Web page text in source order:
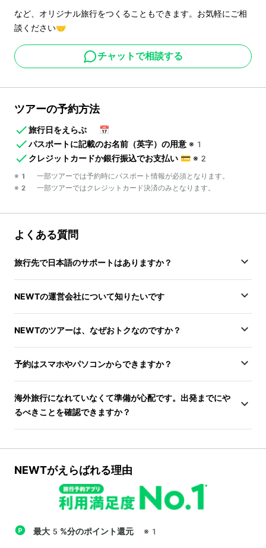
など、オリジナル旅行をつくることもできます。お気軽にご相
談ください🤝
チャットで相談する
ツアーの予約方法
旅行日をえらぶ
📅
パスポートに記載のお名前（英字）の用意 ※1
クレジットカードか銀行振込でお支払い 💳 ※2
※1 一部ツアーでは予約時にパスポート情報が必須となります。
※2 一部ツアーではクレジットカード決済のみとなります。
よくある質問
旅行先で日本語のサポートはありますか？
NEWTの運営会社について知りたいです
NEWTのツアーは、なぜおトクなのですか？
予約はスマホやパソコンからできますか？
海外旅行になれていなくて準備が心配です。出発までにや
るべきことを確認できますか？
NEWTがえらばれる理由
最大5%分のポイント還元 ※1